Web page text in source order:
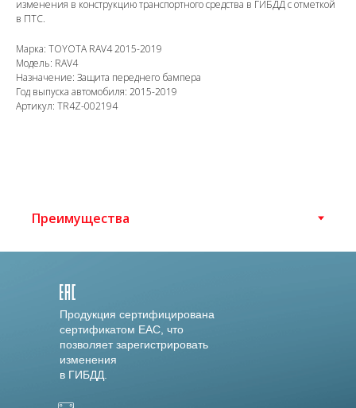
изменения в конструкцию транспортного средства в ГИБДД с отметкой
в ПТС.
Марка: TOYOTA RAV4 2015-2019
Модель: RAV4
Назначение: Защита переднего бампера
Год выпуска автомобиля: 2015-2019
Артикул: TR4Z-002194
Продукция сертифицирована
сертификатом EAC, что
позволяет зарегистрировать
изменения
в ГИБДД.